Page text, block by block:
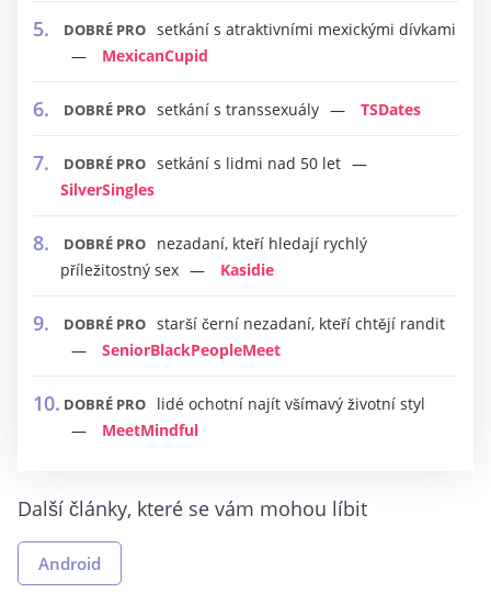
DOBRÉ PRO setkání s atraktivními mexickými dívkami
MexicanCupid
DOBRÉ PRO setkání s transsexuály TSDates
DOBRÉ PRO setkání s lidmi nad 50 let
SilverSingles
DOBRÉ PRO
nezadaní, kteří hledají rychlý
příležitostný sex
Kasidie
DOBRÉ PRO starší černí nezadaní, kteří chtějí randit
SeniorBlackPeopleMeet
DOBRÉ PRO
lidé ochotní najít všímavý životní styl
MeetMindful
Další články, které se vám mohou líbit
Android